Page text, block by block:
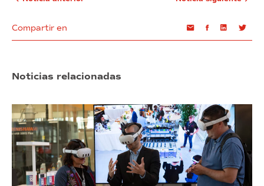
Compartir en EmailFacebookLinkedin
Noticias relacionadas